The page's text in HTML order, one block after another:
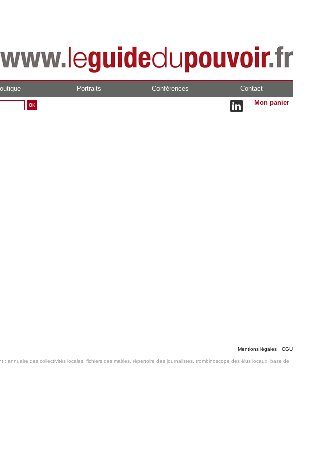
Portraits Conférences Contact
Mon panier
Mentions légales - CGU
des collectivités locales, fichiers des mairies, répertoire des journalistes, trombinoscope des élus locaux, base de